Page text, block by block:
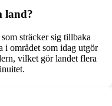
land?
sträcker sig tillbaka
i området som idag utgör
vilket gör landet flera